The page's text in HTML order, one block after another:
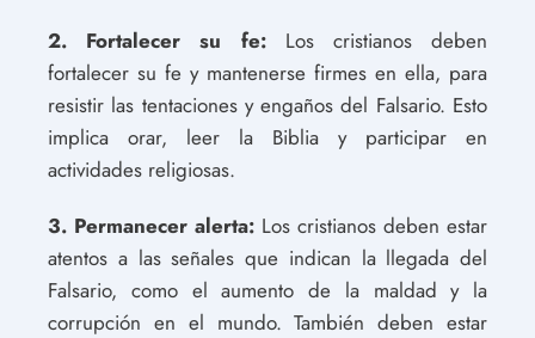
2. Fortalecer su fe:Los cristianos deben
fortalecer su fe y mantenerse firmes en ella, para
resistir las tentaciones y engaños del Falsario. Esto
implica orar, leer la Biblia y participar en
actividades religiosas.
3. Permanecer alerta: Los cristianos deben estar
atentos a las señales que indican la llegada del
Falsario, como el aumento de la maldad y la
corrupción en el mundo. También deben estar